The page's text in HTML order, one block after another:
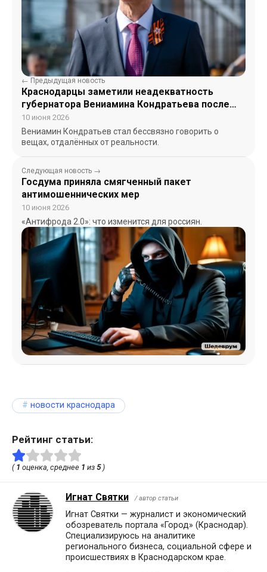
← Предыдущая новость
Краснодарцы заметили неадекватность
губернатора Вениамина Кондратьева после
изъятия поместья в станице Динской
10 июня 2026
Вениамин Кондратьев стал бессвязно говорить о
вещах, отдалённых от реальности.
Следующая новость →
Госдума приняла смягченный пакет
антимошеннических мер
10 июня 2026
«Антифрода 2.0»: что изменится для россиян.
новости краснодара
Рейтинг статьи:
( 1 оценка, среднее 1 из 5)
Игнат Святки / автор статьи
Игнат Святки — журналист и экономический
обозреватель портала «Город» (Краснодар).
Специализируюсь на аналитике
регионального бизнеса, социальной сфере и
происшествиях в Краснодарском крае.